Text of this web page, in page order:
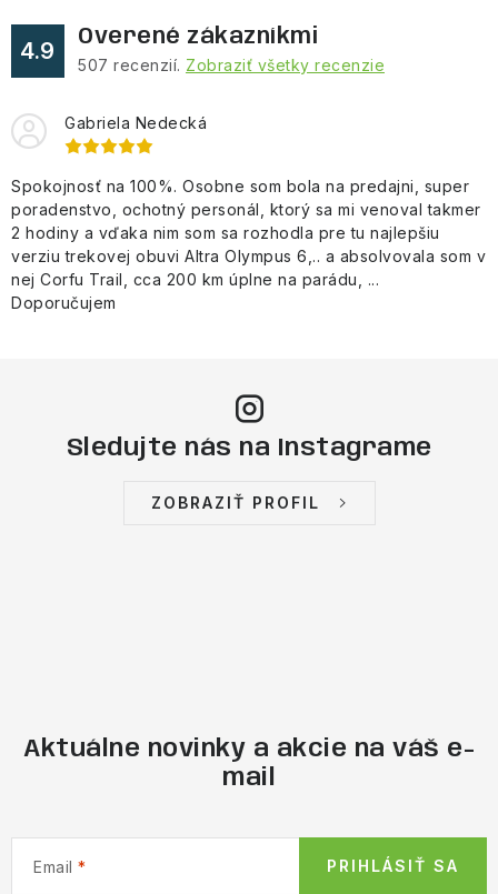
4.9
Overené zákazníkmi
507 recenzií. Zobraziť všetky recenzie
Gabriela Nedecká
Spokojnosť na 100%. Osobne som bola na predajni, super
poradenstvo, ochotný personál, ktorý sa mi venoval takmer
2 hodiny a vďaka nim som sa rozhodla pre tu najlepšiu
verziu trekovej obuvi Altra Olympus 6,.. a absolvovala som v
nej Corfu Trail, cca 200 km úplne na parádu, ...
Doporučujem
Sledujte nás na Instagrame
ZOBRAZIŤ PROFIL
Aktuálne novinky a akcie na váš e-
mail
Email PRIHLÁSIŤ SA